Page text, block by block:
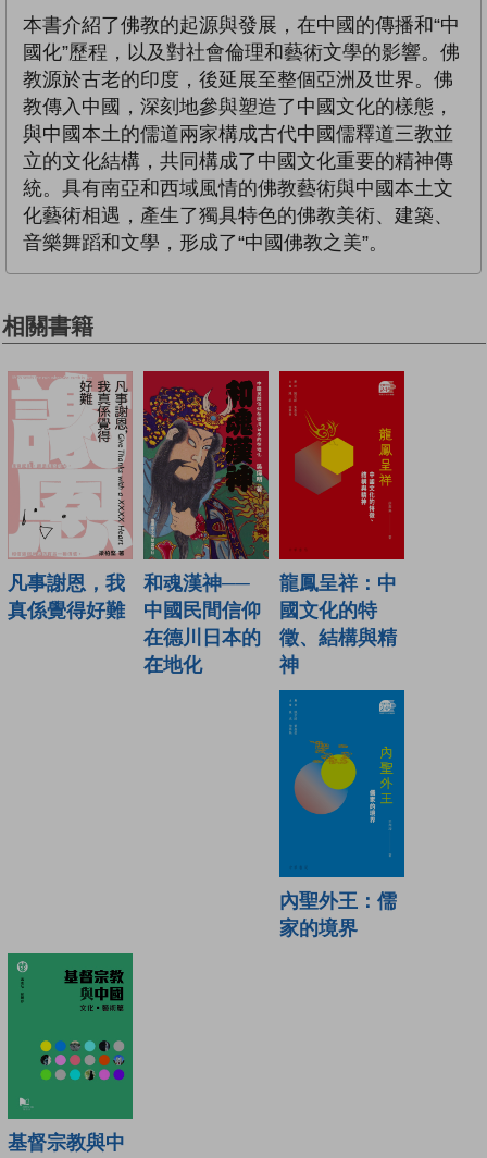
本書介紹了佛教的起源與發展，在中國的傳播和“中
國化”歷程，以及對社會倫理和藝術文學的影響。佛
教源於古老的印度，後延展至整個亞洲及世界。佛
教傳入中國，深刻地參與塑造了中國文化的樣態，
與中國本土的儒道兩家構成古代中國儒釋道三教並
立的文化結構，共同構成了中國文化重要的精神傳
統。具有南亞和西域風情的佛教藝術與中國本土文
化藝術相遇，產生了獨具特色的佛教美術、建築、
音樂舞蹈和文學，形成了“中國佛教之美”。
相關書籍
凡事謝恩，我
真係覺得好難
和魂漢神──
中國民間信仰
在德川日本的
在地化
龍鳳呈祥：中
國文化的特
徵、結構與精
神
內聖外王：儒
家的境界
基督宗教與中